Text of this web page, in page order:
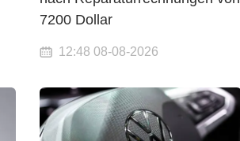
7200 Dollar
12:48 08-08-2026